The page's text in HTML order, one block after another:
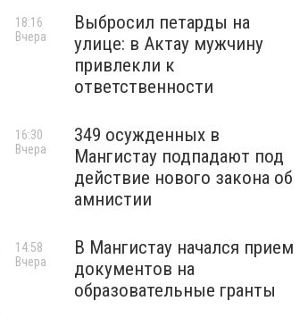
Выбросил петарды на
улице: в Актау мужчину
привлекли к
ответственности
18:16
Вчера
349 осужденных в
Мангистау подпадают под
действие нового закона об
амнистии
16:30
Вчера
В Мангистау начался прием
документов на
образовательные гранты
14:58
Вчера